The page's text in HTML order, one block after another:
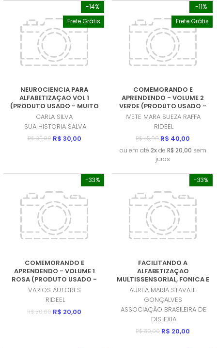
-14%
Frete Grátis
NEUROCIENCIA PARA
ALFABETIZAÇAO VOL 1
(PRODUTO USADO - MUITO
BOM)
CARLA SILVA
SUA HISTORIA SALVA
R$ 35,00 R$ 30,00
-11%
Frete Grátis
COMEMORANDO E
APRENDENDO - VOLUME 2
VERDE (PRODUTO USADO -
MUITO BOM)
IVETE MARA SUEZA RAFFA
RIDEEL
R$ 45,00 R$ 40,00
ou em até 2xde R$ 20,00 sem
juros
-33%
COMEMORANDO E
APRENDENDO - VOLUME 1
ROSA (PRODUTO USADO -
MUITO BOM)
VARIOS AUTORES
RIDEEL
R$ 30,00 R$ 20,00
-33%
FACILITANDO A
ALFABETIZAÇAO
MULTISSENSORIAL, FONICA E
ARTICULATORIA (PRODUTO
USADO - MUITO BOM)
AUREA MARIA STAVALE
GONÇALVES
ASSOCIAÇÃO BRASILEIRA DE
DISLEXIA
R$ 30,00 R$ 20,00